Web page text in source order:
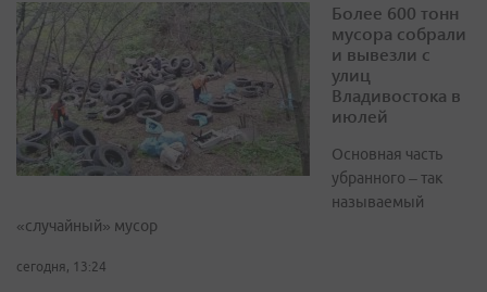
Более 600 тонн
мусора собрали
и вывезли с
улиц
Владивостока в
июлей
Основная часть
убранного – так
называемый
«случайный» мусор
сегодня, 13:24